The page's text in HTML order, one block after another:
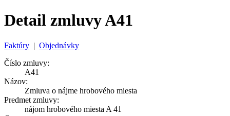
Detail zmluvy A41
Faktúry | Objednávky
Číslo zmluvy:
A41
Názov:
Zmluva o nájme hrobového miesta
Predmet zmluvy:
nájom hrobového miesta A 41